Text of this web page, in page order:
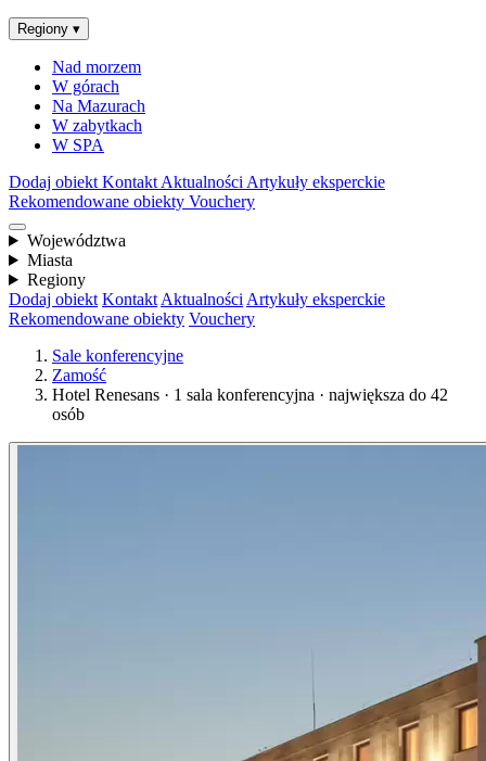
Regiony ▾
Nad morzem
W górach
Na Mazurach
W zabytkach
W SPA
Dodaj obiekt Kontakt Aktualności Artykuły eksperckie
Rekomendowane obiekty Vouchery
Województwa
Miasta
Regiony
Dodaj obiekt Kontakt Aktualności Artykuły eksperckie
Rekomendowane obiekty Vouchery
Sale konferencyjne
Zamość
Hotel Renesans · 1 sala konferencyjna · największa do 42
osób